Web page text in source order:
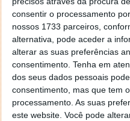
consentir o processamento
nossos 1733 parceiros,
alternativa, pode aceder a
alterar as suas preferências
consentimento. Tenha em
dos seus dados pessoais
consentimento, mas que tem
processamento. As suas
este website. Você pode